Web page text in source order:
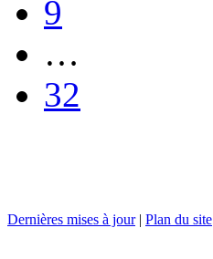
9
…
32
Dernières mises à jour| Plan du site